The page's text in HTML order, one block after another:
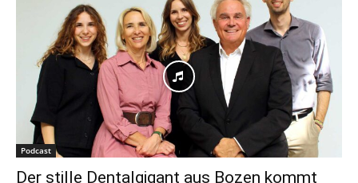
Podcast
Der stille Dentalgigant aus Bozen kommt